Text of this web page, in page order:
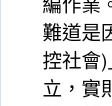
難道是
控社會
立，實